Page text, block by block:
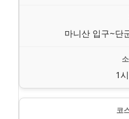
마니산 입구~단
1